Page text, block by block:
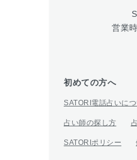
営業
初めての方へ
SATORI電話占いに
占い師の探し方
SATORIポリシー